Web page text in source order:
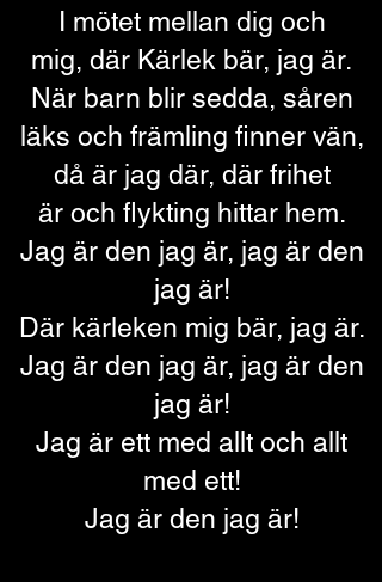
I mötet mellan dig och
mig, där Kärlek bär, jag är.
När barn blir sedda, såren
läks och främling finner vän,
då är jag där, där frihet
är och flykting hittar hem.
Jag är den jag är, jag är den
jag är!
Där kärleken mig bär, jag är.
Jag är den jag är, jag är den
jag är!
Jag är ett med allt och allt
med ett!
Jag är den jag är!